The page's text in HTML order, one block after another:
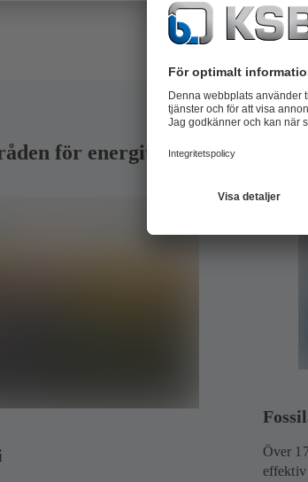
för energiteknik
Över
effektiv